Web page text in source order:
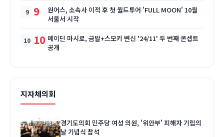
9
원어스, 소속사 이적 후 첫 월드투어 'FULL MOON' 10월
서울서 시작
10 메이딘 마시로, 금발+스모키 변신 '24/11' 두 번째 콘셉트
공개
지자체의회
경기도의회 민주당 여성 의원, '위안부' 피해자 기림의
날 기념식 참석